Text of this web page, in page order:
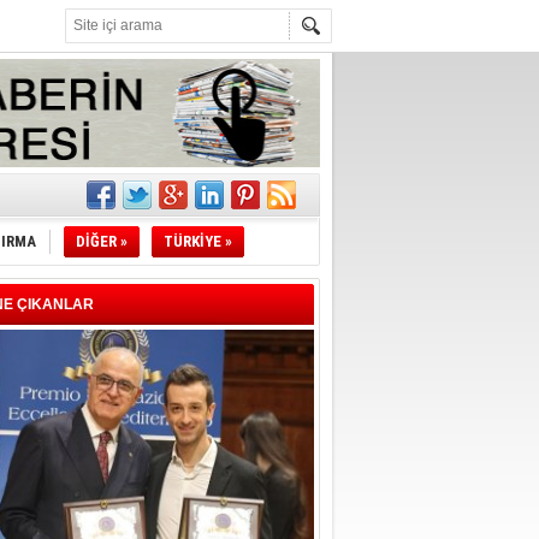
DİĞER » TÜRKİYE »
ÇIKANLAR